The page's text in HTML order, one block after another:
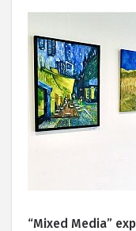
“Mixed Media”